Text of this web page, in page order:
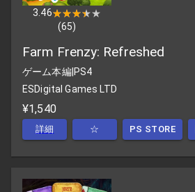
3.46★★★★★
★★★★★
(65)
Farm Frenzy: Refreshed
ゲーム本編| PS4
ESDigital Games LTD
¥1,540
詳細 ☆ PS STORE